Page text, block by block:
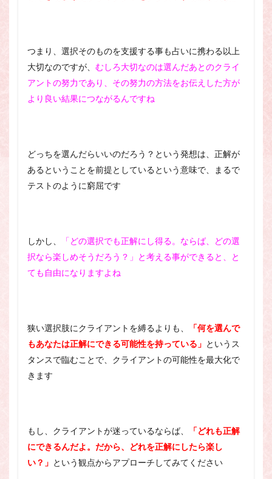
つまり、選択そのものを支援する事も占いに携わる以上
大切なのですが、 むしろ大切なのは選んだあとのクライ
アントの努力であり、その努力の方法をお伝えした方が
より良い結果につながるんですね
どっちを選んだらいいのだろう？という発想は、正解が
あるということを前提としているという意味で、まるで
テストのように窮屈です
しかし、
「どの選択でも正解にし得る。ならば、どの選
択なら楽しめそうだろう？」と考える事ができると、と
ても自由になりますよね
狭い選択肢にクライアントを縛るよりも、
「何を選んで
もあなたは正解にできる可能性を持っている」 というス
タンスで臨むことで、クライアントの可能性を最大化で
きます
もし、クライアントが迷っているならば、
「どれも正解
にできるんだよ。だから、どれを正解にしたら楽し
い？」 という観点からアプローチしてみてください